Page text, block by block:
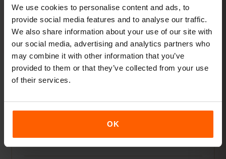
We use cookies to personalise content and ads, to
provide social media features and to analyse our traffic.
We also share information about your use of our site with
our social media, advertising and analytics partners who
may combine it with other information that you’ve
provided to them or that they’ve collected from your use
of their services.
OK
fotek.
5–10 GB / měsíc
Zobrazit balíčky
Videa, videohovory a připojení notebooku či
20 GB+ nebo Unlimited